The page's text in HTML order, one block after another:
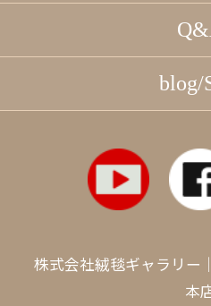
blog/
株式会社絨毯ギャラリー
本